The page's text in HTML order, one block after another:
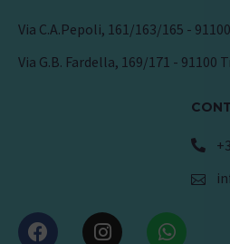
Via C.A.Pepoli, 161/163/165 -
Via G.B. Fardella, 169/171 - 91100